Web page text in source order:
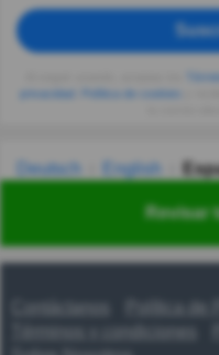
Revisar
privacidad
Deutsch English
Українська
Contáctanos
Política de
Términos y condiciones